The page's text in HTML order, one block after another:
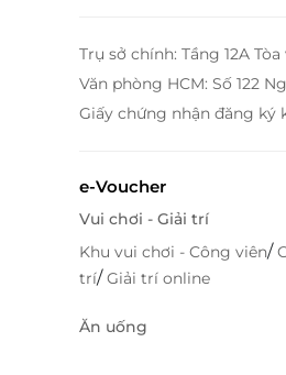
Trụ sở chính: Tầng 12A
Văn phòng HCM: Số 122
Giấy chứng nhận đăng ký
e-Voucher
Vui chơi - Giải trí
Khu vui chơi - Công viên/
trí/Giải trí online
Ăn uống